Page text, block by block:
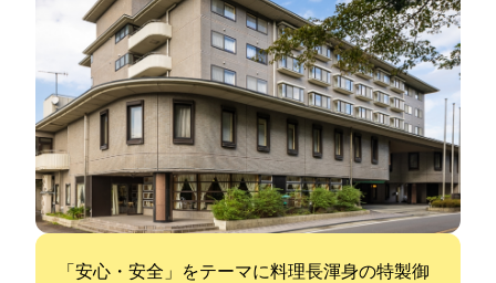
「安心・安全」をテーマに料理長渾身の特製御